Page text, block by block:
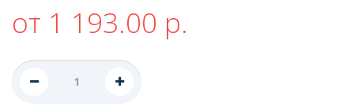
от 1 193.00 р.